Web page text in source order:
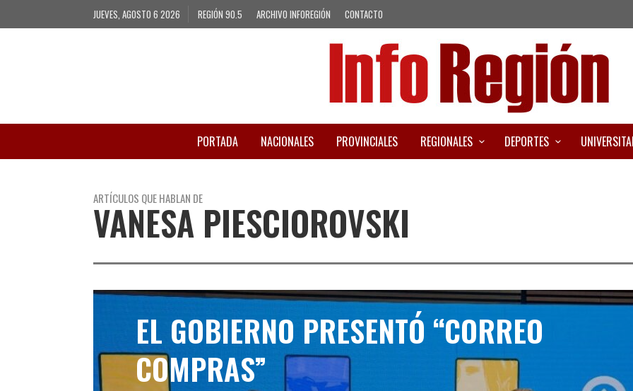
JUEVES, AGOSTO 6 2026 REGIÓN 90.5 ARCHIVO INFOREGIÓN CONTACTO
PORTADA NACIONALES PROVINCIALES REGIONALES DEPORTES
ARTÍCULOS QUE HABLAN DE
VANESA PIESCIOROVSKI
EL GOBIERNO PRESENTÓ “CORREO
COMPRAS”